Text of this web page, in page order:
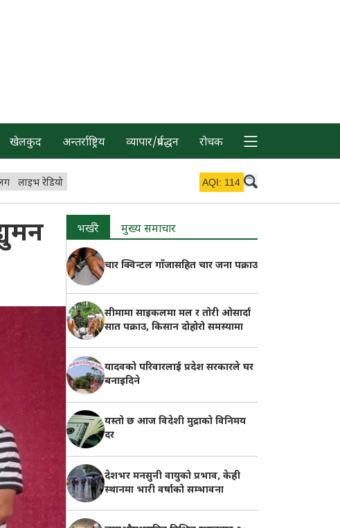
खेलकुद अन्तर्राष्ट्रिय व्यापार/प्रर्वद्धन रोचक
लाइभ रेडियो AQI: 114
भर्खरै मुख्य समाचार
चार क्विन्टल गाँजासहित चार जना पक्राउ
सीमामा साइकलमा मल र तोरी ओसार्दा
सात पक्राउ, किसान दोहोरो समस्यामा
यादवको परिवारलाई प्रदेश सरकारले घर
बनाइदिने
यस्तो छ आज विदेशी मुद्राको विनिमय
दर
देशभर मनसुनी वायुको प्रभाव, केही
स्थानमा भारी वर्षाको सम्भावना